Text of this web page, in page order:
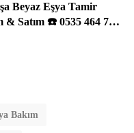
Beyaz Eşya Tamir
& Satım ☎️ 0535 464 76
Bakım